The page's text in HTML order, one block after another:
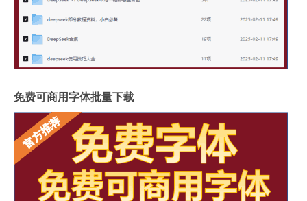
免费可商用字体批量下载